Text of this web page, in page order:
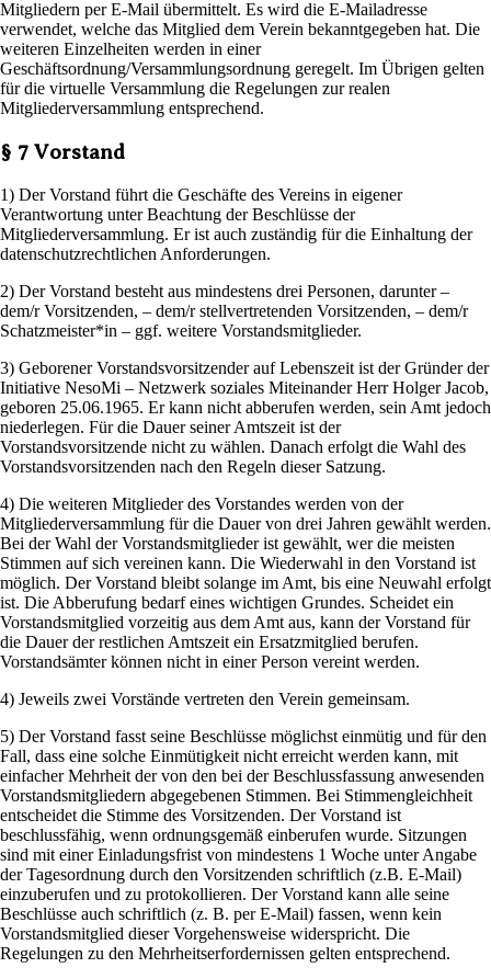
Mitgliedern per E-Mail übermittelt. Es wird die E-Mailadresse
verwendet, welche das Mitglied dem Verein bekanntgegeben hat. Die
weiteren Einzelheiten werden in einer
Geschäftsordnung/Versammlungsordnung geregelt. Im Übrigen gelten
für die virtuelle Versammlung die Regelungen zur realen
Mitgliederversammlung entsprechend.
§ 7 Vorstand
1) Der Vorstand führt die Geschäfte des Vereins in eigener
Verantwortung unter Beachtung der Beschlüsse der
Mitgliederversammlung. Er ist auch zuständig für die Einhaltung der
datenschutzrechtlichen Anforderungen.
2) Der Vorstand besteht aus mindestens drei Personen, darunter –
dem/r Vorsitzenden, – dem/r stellvertretenden Vorsitzenden, – dem/r
Schatzmeister*in – ggf. weitere Vorstandsmitglieder.
3) Geborener Vorstandsvorsitzender auf Lebenszeit ist der Gründer der
Initiative NesoMi – Netzwerk soziales Miteinander Herr Holger Jacob,
geboren 25.06.1965. Er kann nicht abberufen werden, sein Amt jedoch
niederlegen. Für die Dauer seiner Amtszeit ist der
Vorstandsvorsitzende nicht zu wählen. Danach erfolgt die Wahl des
Vorstandsvorsitzenden nach den Regeln dieser Satzung.
4) Die weiteren Mitglieder des Vorstandes werden von der
Mitgliederversammlung für die Dauer von drei Jahren gewählt werden.
Bei der Wahl der Vorstandsmitglieder ist gewählt, wer die meisten
Stimmen auf sich vereinen kann. Die Wiederwahl in den Vorstand ist
möglich. Der Vorstand bleibt solange im Amt, bis eine Neuwahl erfolgt
ist. Die Abberufung bedarf eines wichtigen Grundes. Scheidet ein
Vorstandsmitglied vorzeitig aus dem Amt aus, kann der Vorstand für
die Dauer der restlichen Amtszeit ein Ersatzmitglied berufen.
Vorstandsämter können nicht in einer Person vereint werden.
4) Jeweils zwei Vorstände vertreten den Verein gemeinsam.
5) Der Vorstand fasst seine Beschlüsse möglichst einmütig und für den
Fall, dass eine solche Einmütigkeit nicht erreicht werden kann, mit
einfacher Mehrheit der von den bei der Beschlussfassung anwesenden
Vorstandsmitgliedern abgegebenen Stimmen. Bei Stimmengleichheit
entscheidet die Stimme des Vorsitzenden. Der Vorstand ist
beschlussfähig, wenn ordnungsgemäß einberufen wurde. Sitzungen
sind mit einer Einladungsfrist von mindestens 1 Woche unter Angabe
der Tagesordnung durch den Vorsitzenden schriftlich (z.B. E-Mail)
einzuberufen und zu protokollieren. Der Vorstand kann alle seine
Beschlüsse auch schriftlich (z. B. per E-Mail) fassen, wenn kein
Vorstandsmitglied dieser Vorgehensweise widerspricht. Die
Regelungen zu den Mehrheitserfordernissen gelten entsprechend.